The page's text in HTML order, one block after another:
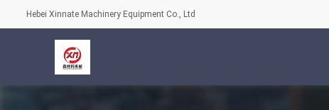
Hebei Xinnate Machinery Equipment Co., Ltd